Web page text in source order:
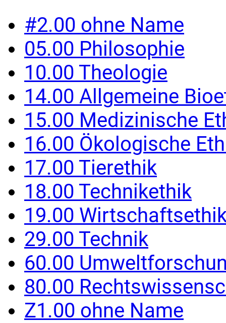
#2.00 ohne Name
05.00 Philosophie
10.00 Theologie
14.00 Allgemeine
15.00 Medizinische
16.00 Ökologische
17.00 Tierethik
18.00 Technikethik
19.00
29.00 Technik
60.00
80.00
Z1.00 ohne Name